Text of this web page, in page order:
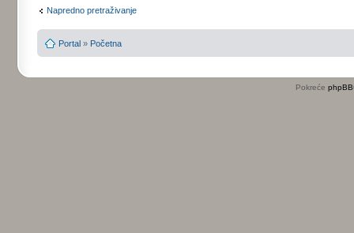
Napredno pretraživanje
Portal » Početna
Pokreće phpBB